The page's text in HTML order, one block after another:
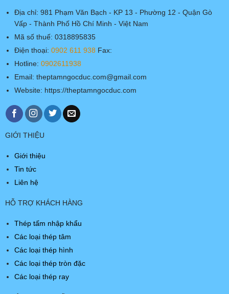
Địa chỉ: 981 Phạm Văn Bạch - KP 13 - Phường 12 - Quận Gò
Vấp - Thành Phố Hồ Chí Minh - Việt Nam
Mã số thuế: 0318895835
Điện thoại: 0902 611 938Fax:
Hotline: 0902611938
Email: theptamngocduc.com@gmail.com
Website: https://theptamngocduc.com
GIỚI THIỆU
Giới thiệu
Tin tức
Liên hệ
HỖ TRỢ KHÁCH HÀNG
Thép tấm nhập khẩu
Các loại thép tâm
Các loại thép hình
Các loại thép tròn đặc
Các loại thép ray